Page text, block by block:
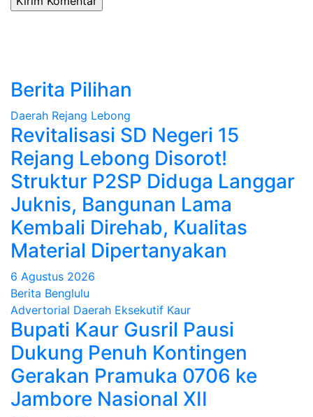
Berita Pilihan
Daerah Rejang Lebong
Revitalisasi SD Negeri 15
Rejang Lebong Disorot!
Struktur P2SP Diduga Langgar
Juknis, Bangunan Lama
Kembali Direhab, Kualitas
Material Dipertanyakan
6 Agustus 2026
Berita Benglulu
Advertorial Daerah Eksekutif Kaur
Bupati Kaur Gusril Pausi
Dukung Penuh Kontingen
Gerakan Pramuka 0706 ke
Jambore Nasional XII